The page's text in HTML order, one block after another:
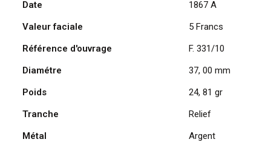
Date
1867 A
Valeur faciale
5 Francs
Référence d'ouvrage
F. 331/10
Diamétre
37, 00 mm
Poids
24, 81 gr
Tranche
Relief
Métal
Argent